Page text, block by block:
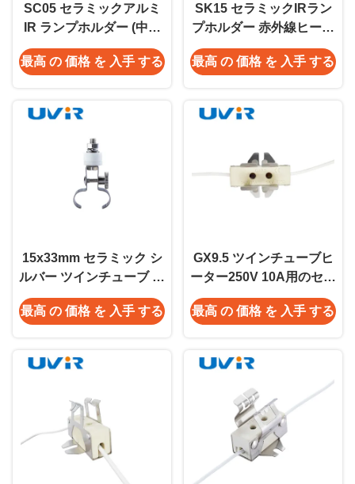
SC05 セラミックアルミ
IR ランプホルダー (中波
ツインランプ用)
最高 の 価格 を 入手 する
SK15 セラミックIRラン
プホルダー 赤外線ヒータ
ーランプ用
最高 の 価格 を 入手 する
15x33mm セラミック シ
ルバー ツインチューブ シ
ョートウェーブ用のIRラ
ンプホルダー
最高 の 価格 を 入手 する
GX9.5 ツインチューブヒ
ーター250V 10A用のセラ
ミックIRランプホルダー
最高 の 価格 を 入手 する